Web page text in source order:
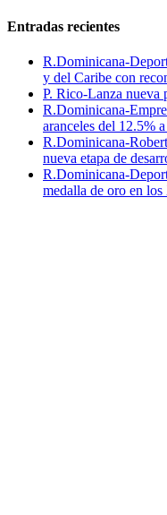
Entradas recientes
R.Dominicana-
y del Caribe con
P. Rico-Lanza nueva
R.Dominicana-
aranceles del 12.5%
R.Dominicana-
nueva etapa de
R.Dominicana-
medalla de oro en